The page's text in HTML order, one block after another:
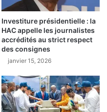
Investiture présidentielle : la
HAC appelle les journalistes
accrédités au strict respect
des consignes
janvier 15, 2026